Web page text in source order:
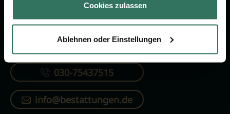
Cookies zulassen
Ablehnen oder Einstellungen
030-75437515
info@bestattungen.de